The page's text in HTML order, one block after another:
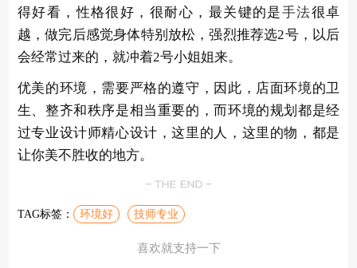
得好看，性格很好，很耐心，最关键的是手法很卓
越，做完后感觉身体特别放松，强烈推荐选2号，以后
会经常过来的，就冲着2号小姐姐来。
优美的环境，需要严格的遵守，因此，店面环境的卫
生、整齐和秩序是相当重要的，而环境的规划都是经
过专业设计师精心设计，这里的人，这里的物，都是
让你美不胜收的地方。
TAG标签： 环境好 技师专业
喜欢就支持一下